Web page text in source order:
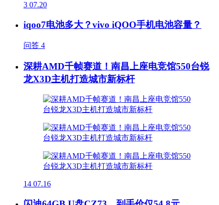
3 07.20
iqoo7电池多大？vivo iQOO手机电池容量？
问答 4
深耕AMD千帧赛道！南昌上座电竞馆550台锐
龙X3D主机打造城市新标杆
14 07.16